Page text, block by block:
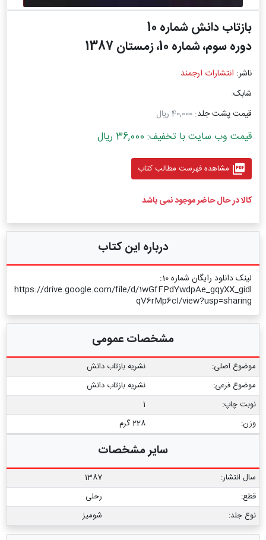
بازتاب دانش شماره 10
دوره سوم، شماره 10، زمستان 1387
ناشر: انتشارات ارجمند
شابک:
قیمت پشت جلد: 40,000 ریال
قیمت وب سایت با تخفیف: 36,000 ریال
picture_as_pdf مشاهده فهرست مطالب کتاب
کالا در حال حاضر موجود نمی باشد
درباره این کتاب
لینک دانلود رایگان شماره 10:
https://drive.google.com/file/d/1wGfFPdYwdpAe_gqyXX_gidl
qV6rMp6cI/view?usp=sharing
مشخصات عمومی
موضوع اصلی:
نشریه بازتاب دانش
موضوع فرعی:
نشریه بازتاب دانش
نوبت چاپ:
1
وزن:
228 گرم
سایر مشخصات
سال انتشار:
1387
قطع:
رحلی
نوع جلد:
شومیز